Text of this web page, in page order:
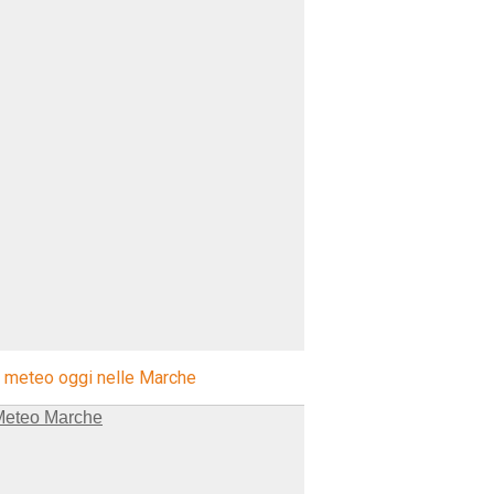
meteo oggi nelle Marche